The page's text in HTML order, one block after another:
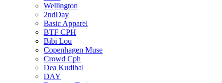
Wellington
2ndDay
Basic Apparel
BTF CPH
Bibi Lou
Copenhagen Muse
Crowd Cph
Dea Kudibal
DAY